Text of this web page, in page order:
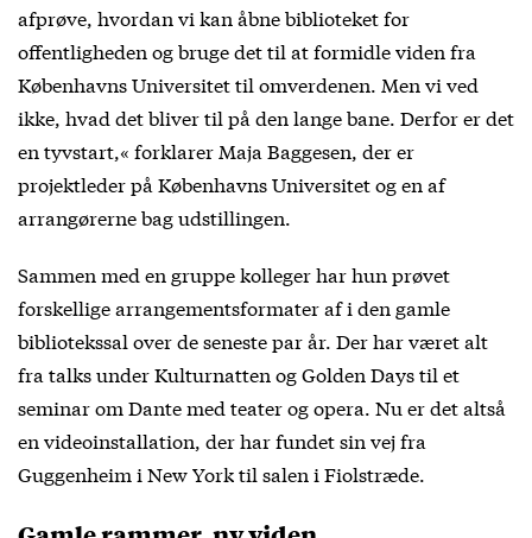
afprøve, hvordan vi kan åbne biblioteket for
offentligheden og bruge det til at formidle viden fra
Københavns Universitet til omverdenen. Men vi ved
ikke, hvad det bliver til på den lange bane. Derfor er det
en tyvstart,« forklarer Maja Baggesen, der er
projektleder på Københavns Universitet og en af
arrangørerne bag udstillingen.
Sammen med en gruppe kolleger har hun prøvet
forskellige arrangementsformater af i den gamle
bibliotekssal over de seneste par år. Der har været alt
fra talks under Kulturnatten og Golden Days til et
seminar om Dante med teater og opera. Nu er det altså
en videoinstallation, der har fundet sin vej fra
Guggenheim i New York til salen i Fiolstræde.